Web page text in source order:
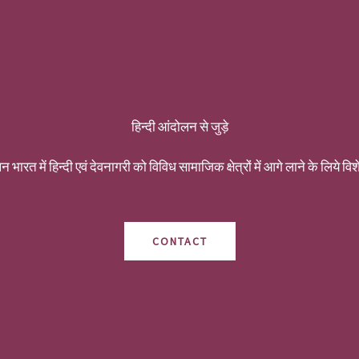
हिन्दी आंदोलन से जुड़े
भारत में हिन्दी एवं देवनागरी को विविध सामाजिक क्षेत्रों में आगे लाने के लिये
CONTACT